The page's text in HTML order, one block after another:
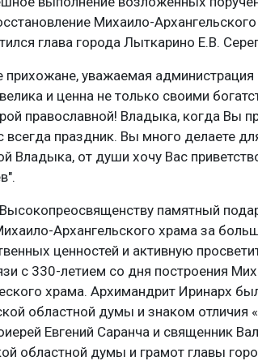
Михаило-
глава города Лыткарино Е.В.
уважаемая администрация
и ценна не только своими
православной! Владыка, когда Вы
праздник. Вы много делаете
Владыка, от души хочу Вас
памятный
Архангельского храма за
ценностей и активную
с 330-летием со дня построения
храма. Архимандрит Иринарх
областной думы и знаком отличия
Евгений Саранча и священник
областной думы и грамот главы